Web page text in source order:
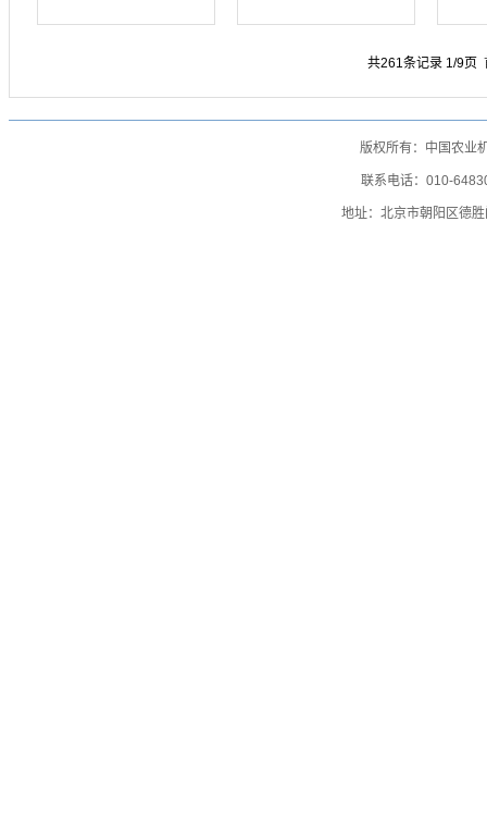
共261条记录 1/9页
版权所有：中国农
联系电话：010-
地址：北京市朝阳区德